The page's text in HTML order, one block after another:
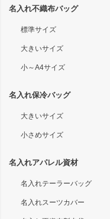
名入れ不織布バッグ
標準サイズ
大きいサイズ
小～A4サイズ
名入れ保冷バッグ
大きいサイズ
小さめサイズ
名入れアパレル資材
名入れテーラーバッグ
名入れスーツカバー